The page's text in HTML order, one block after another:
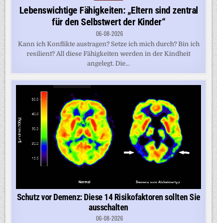
in
Lebenswichtige Fähigkeiten: „Eltern sind zentral
für den Selbstwert der Kinder“
06-08-2026
Kann ich Konflikte austragen? Setze ich mich durch? Bin ich
resilient? All diese Fähigkeiten werden in der Kindheit
angelegt. Die...
Schutz vor Demenz: Diese 14 Risikofaktoren sollten Sie
ausschalten
06-08-2026